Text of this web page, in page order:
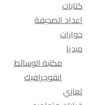
كتابات
اعداد الصحيفة
حوارات
ميديا
مكتبة الوسائط
انفوجرافيك
تعازي